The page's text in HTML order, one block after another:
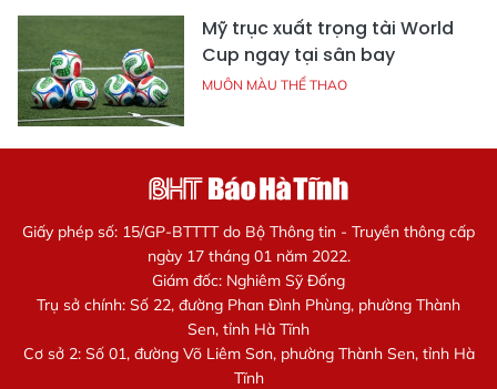
Mỹ trục xuất trọng tài World
Cup ngay tại sân bay
MUÔN MÀU THỂ THAO
Giấy phép số: 15/GP-BTTTT do Bộ Thông tin - Truyền thông cấp
ngày 17 tháng 01 năm 2022.
Giám đốc: Nghiêm Sỹ Đống
Trụ sở chính: Số 22, đường Phan Đình Phùng, phường Thành
Sen, tỉnh Hà Tĩnh
Cơ sở 2: Số 01, đường Võ Liêm Sơn, phường Thành Sen, tỉnh Hà
Tĩnh